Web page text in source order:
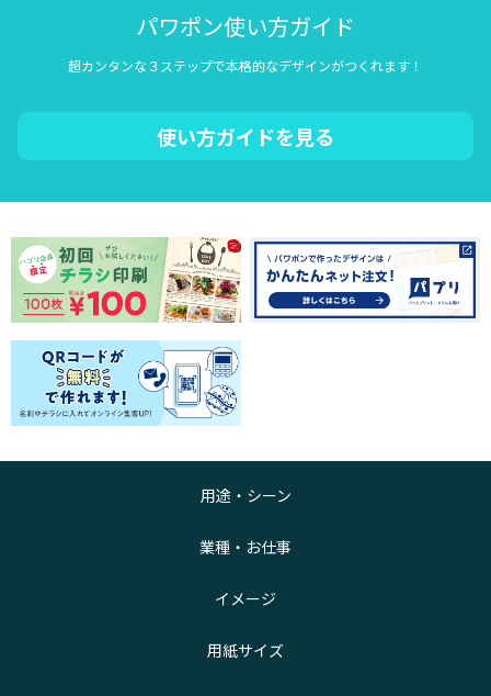
パワポン使い方ガイド
超カンタンな３ステップで本格的なデザインがつくれます！
使い方ガイドを見る
用途・シーン
業種・お仕事
イメージ
用紙サイズ